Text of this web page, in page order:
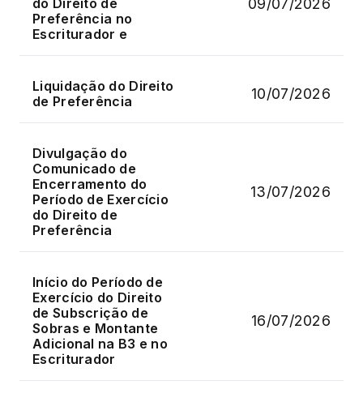
do Direito de
Preferência no
Escriturador e
09/07/2026
Liquidação do Direito
de Preferência
10/07/2026
Divulgação do
Comunicado de
Encerramento do
Período de Exercício
do Direito de
Preferência
13/07/2026
Início do Período de
Exercício do Direito
de Subscrição de
Sobras e Montante
Adicional na B3 e no
Escriturador
16/07/2026